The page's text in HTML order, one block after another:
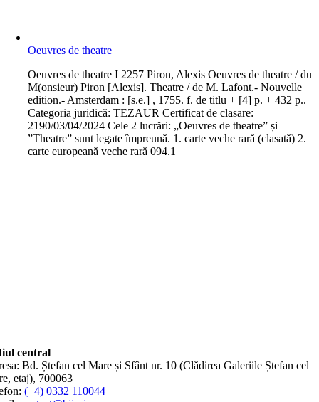
Oeuvres de theatre
Oeuvres de theatre I 2257 Piron, Alexis Oeuvres de theatre / du
M(onsieur) Piron [Alexis]. Theatre / de M. Lafont.- Nouvelle
edition.- Amsterdam : [s.e.] , 1755. f. de titlu + [4] p. + 432 p..
Categoria juridică: TEZAUR Certificat de clasare:
2190/03/04/2024 Cele 2 lucrări: „Oeuvres de theatre” și
”Theatre” sunt legate împreună. 1. carte veche rară (clasată) 2.
carte europeană veche rară 094.1
central
Bd. Ștefan cel Mare și Sfânt nr. 10 (Clădirea Galeriile Ștefan cel
etaj), 700063
(+4) 0332 110044